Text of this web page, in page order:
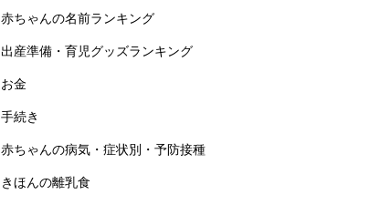
赤ちゃんの名前ランキング
出産準備・育児グッズランキング
お金
手続き
赤ちゃんの病気・症状別・予防接種
きほんの離乳食